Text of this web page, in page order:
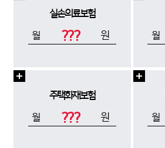
실손의료보험
월 ??? 원 월
주택화재보험
월 ??? 원 월